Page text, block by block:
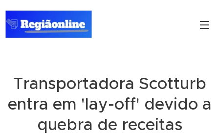
Transportadora Scotturb
entra em 'lay-off' devido a
quebra de receitas